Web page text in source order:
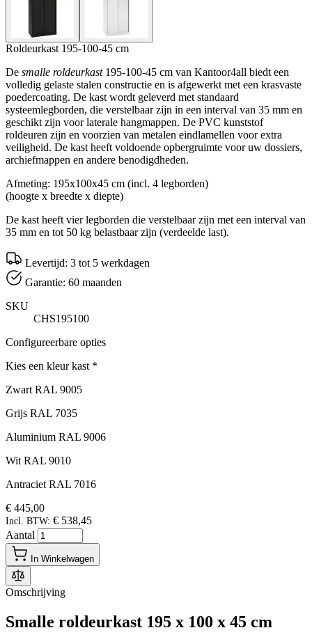
Roldeurkast 195-100-45 cm
De smalle roldeurkast195-100-45 cm van Kantoor4all biedt een
volledig gelaste stalen constructie en is afgewerkt met een krasvaste
poedercoating. De kast wordt geleverd met standaard
systeemlegborden, die verstelbaar zijn in een interval van 35 mm en
geschikt zijn voor laterale hangmappen. De PVC kunststof
roldeuren zijn en voorzien van metalen eindlamellen voor extra
veiligheid. De kast heeft voldoende opbergruimte voor uw dossiers,
archiefmappen en andere benodigdheden.
Afmeting: 195x100x45 cm (incl. 4 legborden)
(hoogte x breedte x diepte)
De kast heeft vier legborden die verstelbaar zijn met een interval van
35 mm en tot 50 kg belastbaar zijn (verdeelde last).
Levertijd: 3 tot 5 werkdagen
Garantie: 60 maanden
SKU
CHS195100
Configureerbare opties
Kies een kleur kast *
Zwart RAL 9005
Grijs RAL 7035
Aluminium RAL 9006
Wit RAL 9010
Antraciet RAL 7016
€ 445,00
Incl. BTW: € 538,45
Aantal
In Winkelwagen
Omschrijving
Smalle roldeurkast 195 x 100 x 45 cm